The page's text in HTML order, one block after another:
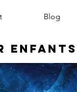
Blog
enfants